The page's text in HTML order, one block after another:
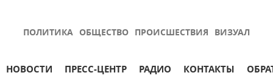
ПОЛИТИКА ОБЩЕСТВО ПРОИСШЕСТВИЯ ВИЗУАЛ
НОВОСТИ ПРЕСС-ЦЕНТР РАДИО КОНТАКТЫ